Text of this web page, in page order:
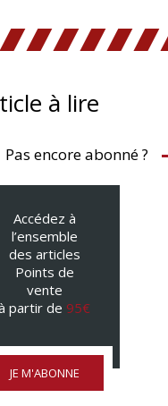
à lire
Pas encore abonné ?
Accédez à
l’ensemble
des articles
Points de
vente
partir de 95€
JE M'ABONNE